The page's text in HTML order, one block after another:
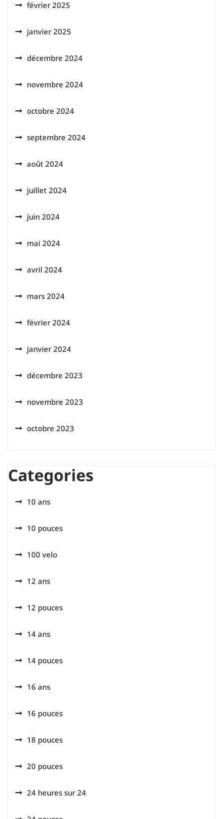
février 2025
janvier 2025
décembre 2024
novembre 2024
octobre 2024
septembre 2024
août 2024
juillet 2024
juin 2024
mai 2024
avril 2024
mars 2024
février 2024
janvier 2024
décembre 2023
novembre 2023
octobre 2023
Categories
10 ans
10 pouces
100 velo
12 ans
12 pouces
14 ans
14 pouces
16 ans
16 pouces
18 pouces
20 pouces
24 heures sur 24